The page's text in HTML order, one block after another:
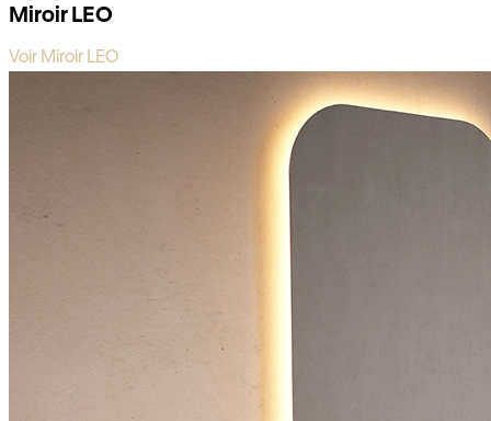
Miroir LEO
Voir Miroir LEO